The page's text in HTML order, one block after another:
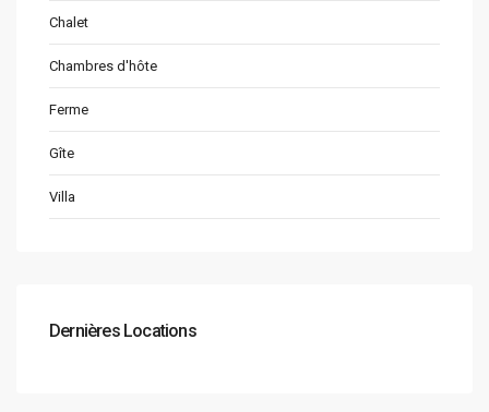
Chalet
Chambres d'hôte
Ferme
Gîte
Villa
Dernières Locations